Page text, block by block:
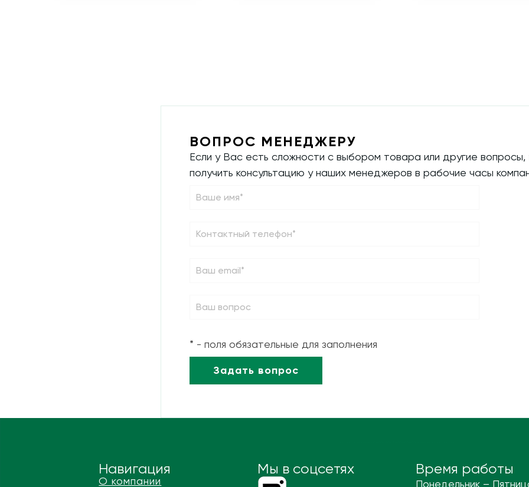
ВОПРОС МЕНЕДЖЕРУ
Если у Вас есть сложности с выбором товара или другие
получить консультацию у наших менеджеров в рабочие часы
* - поля обязательные для заполнения
Навигация
О компании
Мы в соцсетях Время работы
Понедельник –